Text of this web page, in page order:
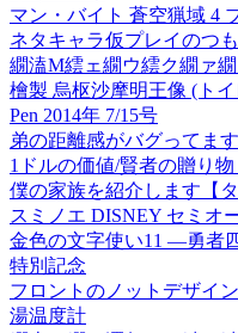
マン・バイト 蒼空猟域 4
ネタキャラ仮プレイのつ
繝溘Μ繧ェ繝ウ繧ク繝ァ繝
檜製 烏枢沙摩明王像 (ト
Pen 2014年 7/15号
弟の距離感がバグってま
1ドルの価値/賢者の贈り物
僕の家族を紹介します【
スミノエ DISNEY セミオ
金色の文字使い11 ―勇者
特別記念
フロントのノットデザイ
湯温度計